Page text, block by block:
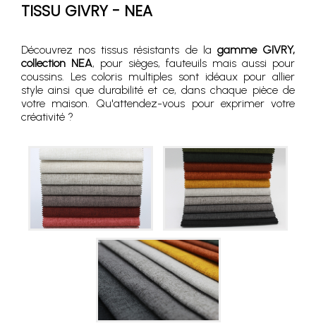
TISSU GIVRY - NEA
Découvrez nos tissus résistants de la gamme GIVRY,
collection NEA, pour sièges, fauteuils mais aussi pour
coussins. Les coloris multiples sont idéaux pour allier
style ainsi que durabilité et ce, dans chaque pièce de
votre maison. Qu'attendez-vous pour exprimer votre
créativité ?